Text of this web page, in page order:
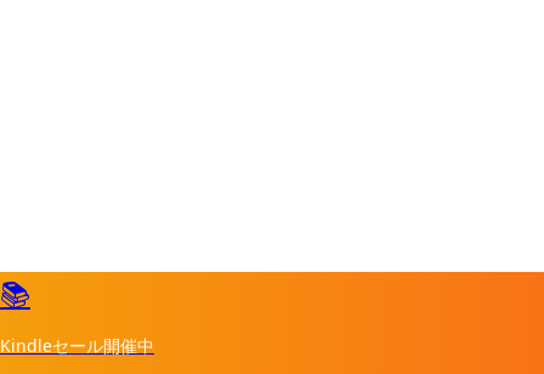
📚
Kindleセール開催中